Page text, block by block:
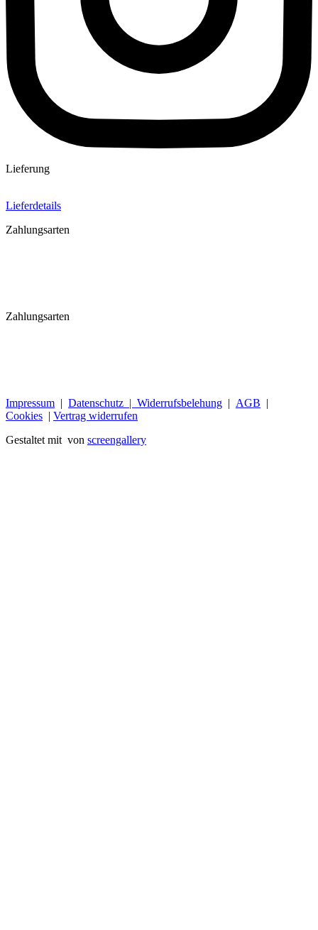
Lieferung
Lieferdetails
Zahlungsarten
Zahlungsarten
Impressum | Datenschutz | Widerrufsbelehung | AGB |
Cookies | Vertrag widerrufen
Gestaltet mit von screengallery